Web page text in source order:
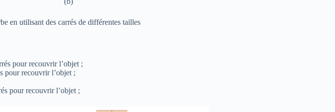
en utilisant des carrés de différentes tailles
pour recouvrir l’objet ;
pour recouvrir l’objet ;
pour recouvrir l’objet ;